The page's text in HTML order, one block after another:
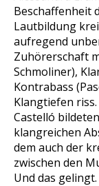
Beschaffenheit
Lautbildung
aufregend
Zuhörerschaft
Schmoliner),
Kontrabass
Klangtiefen
Castelló
klangreichen
dem auch der
zwischen den
Und das gelingt.